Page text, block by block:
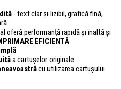
- text clar și lizibil, grafică fină,
oferă performanță rapidă și înaltă și
EFICIENTĂ
a cartușelor originale
cu utilizarea cartușului